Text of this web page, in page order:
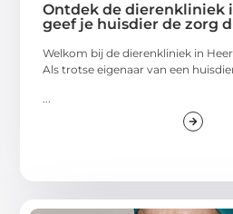
Ontdek de dierenkliniek
geef je huisdier de zorg
Welkom bij de dierenkliniek in
Als trotse eigenaar van een
...